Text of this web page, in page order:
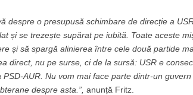
despre o presupusă schimbare de direcție a
și se trezește supărat pe iubită. Toate aceste
și să spargă alinierea între cele două partide
direct, nu pe surse, ci de la sursă: USR e
AUR. Nu vom mai face parte dintr-un guvern
despre asta.”, anunță Fritz.